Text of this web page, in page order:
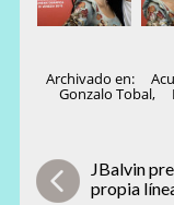
Archivado en:
Gonzalo Tobal,
JBalvin
propia